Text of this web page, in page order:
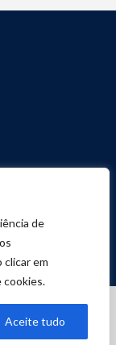
de
clicar em
cookies.
Aceite tudo
POR
JOSEXAVIER.COM